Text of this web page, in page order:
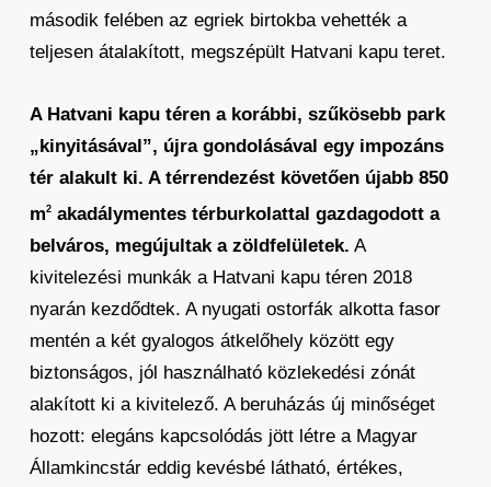
második felében az egriek birtokba vehették a
teljesen átalakított, megszépült Hatvani kapu teret.
A Hatvani kapu téren a korábbi, szűkösebb park
„kinyitásával”, újra gondolásával egy impozáns
tér alakult ki. A térrendezést követően újabb 850
m2akadálymentes térburkolattal gazdagodott a
belváros, megújultak a zöldfelületek. A
kivitelezési munkák a Hatvani kapu téren 2018
nyarán kezdődtek. A nyugati ostorfák alkotta fasor
mentén a két gyalogos átkelőhely között egy
biztonságos, jól használható közlekedési zónát
alakított ki a kivitelező. A beruházás új minőséget
hozott: elegáns kapcsolódás jött létre a Magyar
Államkincstár eddig kevésbé látható, értékes,